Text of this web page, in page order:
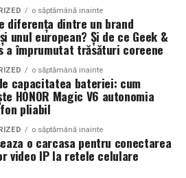
o săptămână inainte
diferența dintre un brand
unul european? Și de ce Geek &
a împrumutat trăsături coreene
o săptămână inainte
capacitatea bateriei: cum
HONOR Magic V6 autonomia
pliabil
o săptămână inainte
o carcasa pentru conectarea
video IP la retele celulare